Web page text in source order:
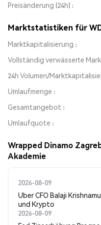
Preisänderung (24h)
Marktstatistiken für
Marktkapitalisierung
Vollständig verwässerte
24h Volumen/
Umlaufmenge
Gesamtangebot
Umlaufquote
Wrapped Dinamo
Akademie
2026-08-09
Uber CFO Balaji
und Krypto
2026-08-09